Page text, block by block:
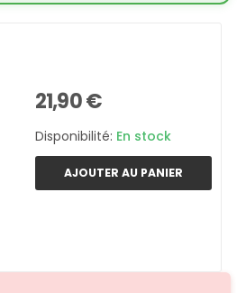
21,90 €
Disponibilité: En stock
AJOUTER AU PANIER